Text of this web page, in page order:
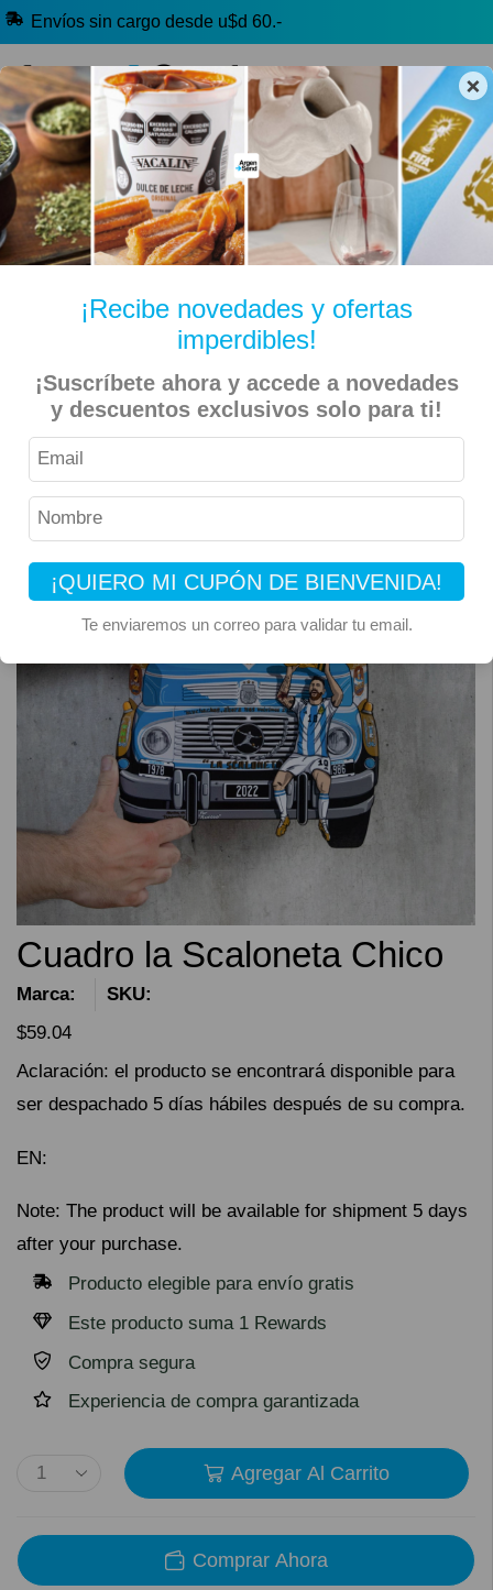
×
¡Recibe novedades y ofertas
imperdibles!
¡Suscríbete ahora y accede a novedades
y descuentos exclusivos solo para ti!
¡QUIERO MI CUPÓN DE BIENVENIDA!
Te enviaremos un correo para validar tu email.
Envíos sin cargo desde u$d 60.-
🔥 Alfajores y Golosinas
🧉 Clásicos argentinos 🏷️ Todas las categorías
Inicio Deportes Fútbol Selección Argentina (AFA)
Cuadro la Scaloneta Chico
Cuadro la Scaloneta Chico
Marca:
SKU:
$59.04
Aclaración: el producto se encontrará disponible para
ser despachado 5 días hábiles después de su compra.
EN:
Note: The product will be available for shipment 5 days
after your purchase.
Producto elegible para envío gratis
Este producto suma 1 Rewards
Compra segura
Experiencia de compra garantizada
Agregar Al Carrito
Comprar Ahora